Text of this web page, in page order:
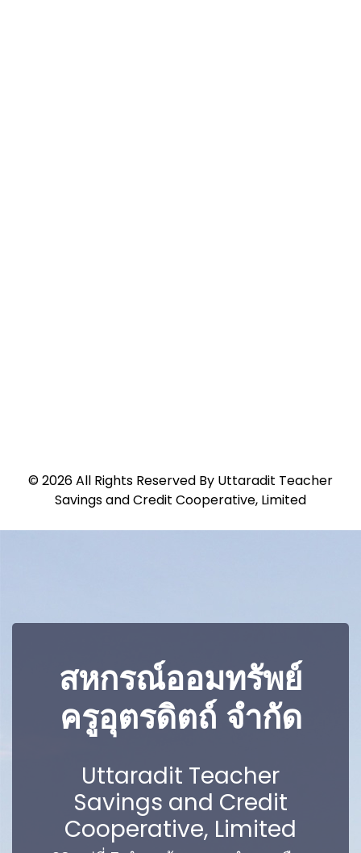
©2026All Rights Reserved By Uttaradit Teacher
Savings and Credit Cooperative, Limited
สหกรณ์ออมทรัพย์
ครูอุตรดิตถ์ จำกัด
Uttaradit Teacher
Savings and Credit
Cooperative, Limited